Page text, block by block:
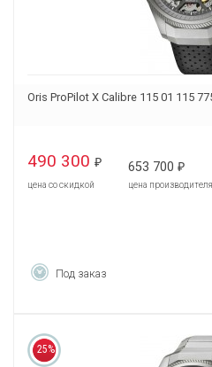
Oris ProPilot X Calibre 115 01 115
490 300 ₽
цена со скидкой
653 700 ₽
цена производителя
Под заказ
25%